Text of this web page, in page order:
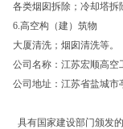
各类烟囱拆除；冷
6.高空构（
大厦清洗；烟囱清
公司名称：江苏宏顺高空
公司地址：江苏省盐城市
具有国家建设部门颁发